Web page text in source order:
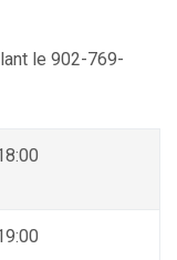
le 902-769-